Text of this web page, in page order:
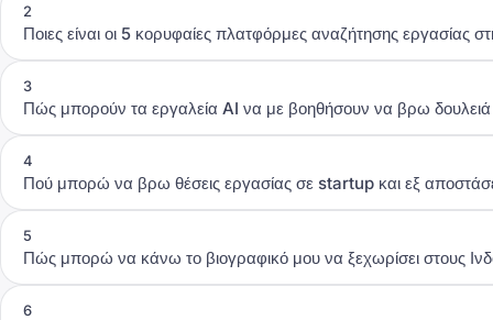
2
Ποιες είναι οι 5 κορυφαίες πλατφόρμες αναζήτησης εργασίας
3
Πώς μπορούν τα εργαλεία AI να με βοηθήσουν να βρω δουλειά
4
Πού μπορώ να βρω θέσεις εργασίας σε startup και εξ
5
Πώς μπορώ να κάνω το βιογραφικό μου να ξεχωρίσει στους
6